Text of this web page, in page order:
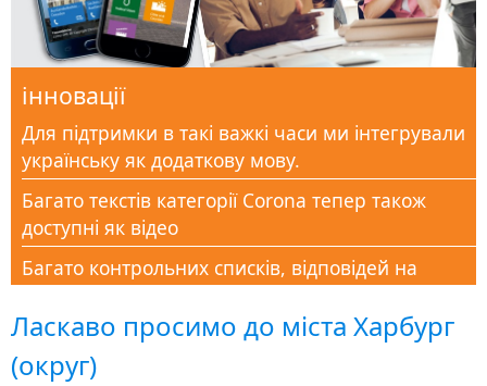
інновації
Для підтримки в такі важкі часи ми інтегрували
українську як додаткову мову.
Багато текстів категорії Corona тепер також
доступні як відео
Багато контрольних списків, відповідей на
розділі Corona Help
Нова категорія Corona-Aid, щоб підтримати всіх
Ласкаво просимо до міста Харбург
(округ)